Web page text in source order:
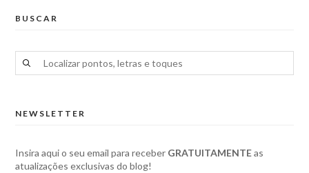
BUSCAR
NEWSLETTER
Insira aqui o seu email para receber GRATUITAMENTEas
atualizações exclusivas do blog!